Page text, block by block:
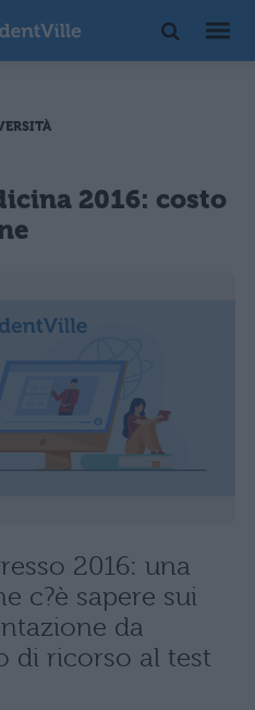
2016: costo
2016: una
c?è sapere sui
da
di ricorso al test